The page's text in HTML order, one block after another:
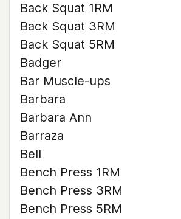
Back Squat 1RM
Back Squat 3RM
Back Squat 5RM
Badger
Bar Muscle-ups
Barbara
Barbara Ann
Barraza
Bell
Bench Press 1RM
Bench Press 3RM
Bench Press 5RM